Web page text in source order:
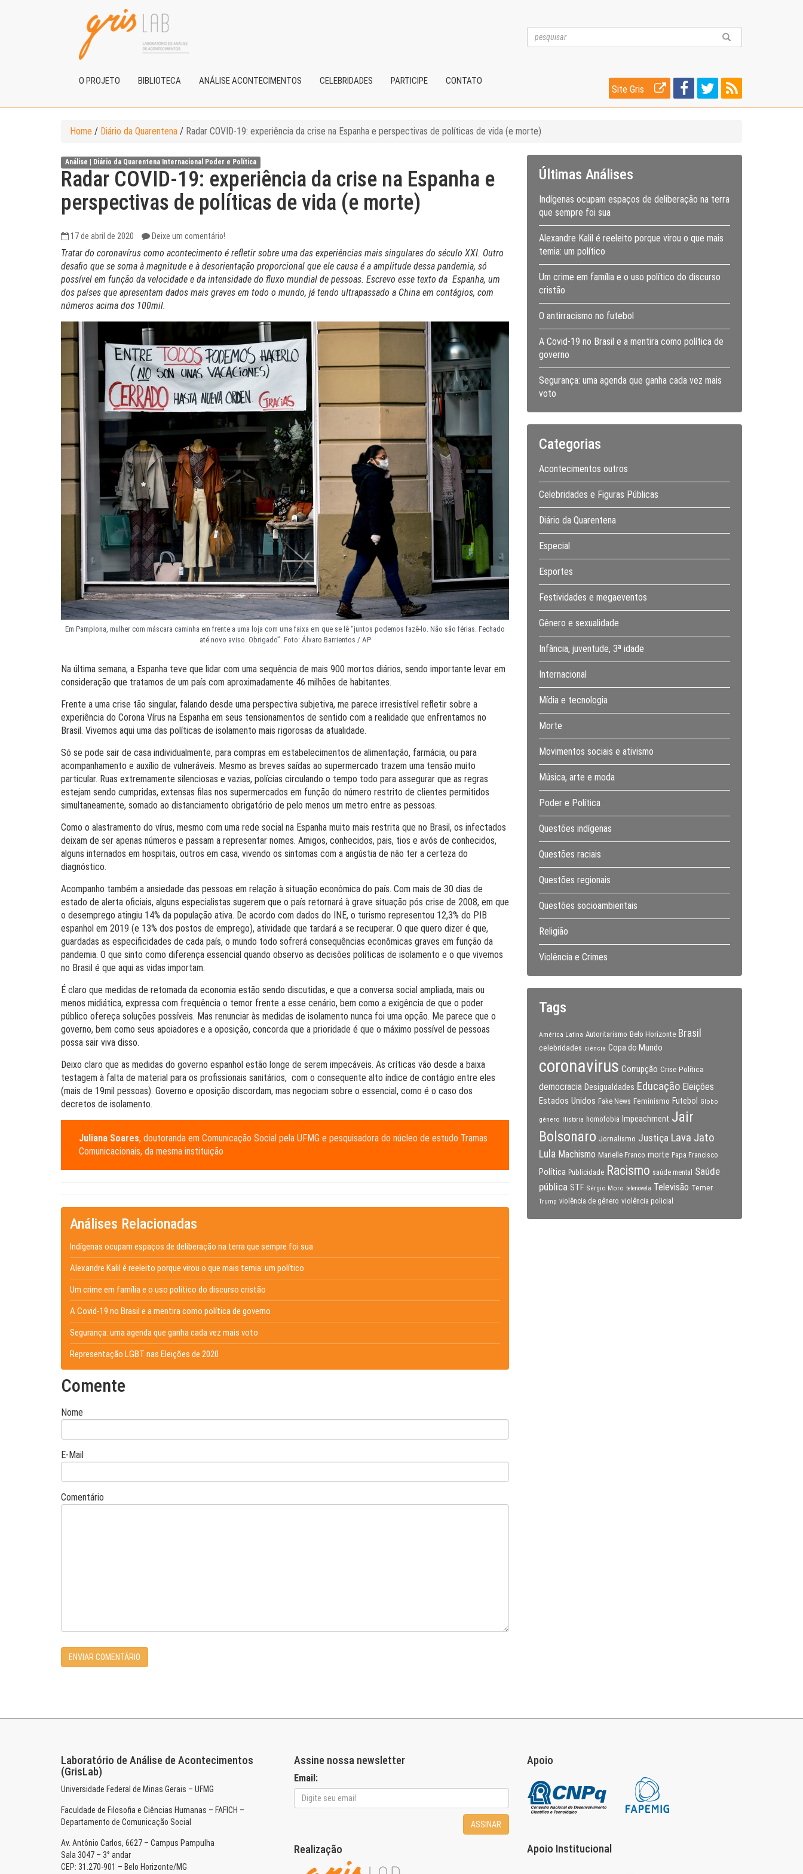
O PROJETO BIBLIOTECA ANÁLISE ACONTECIMENTOS CELEBRIDADES PARTICIPE CONTATO
Site Gris
Home / Diário da Quarentena / Radar COVID-19: experiência da crise na Espanha e perspectivas de políticas de vida (e morte)
Análise | Diário da Quarentena Internacional Poder e Política
Radar COVID-19: experiência da crise na Espanha e
perspectivas de políticas de vida (e morte)
17 de abril de 2020 Deixe um comentário!
Tratar do coronavírus como acontecimento é refletir sobre uma das experiências mais singulares do século XXI. Outro
desafio que se soma à magnitude e à desorientação proporcional que ele causa é a amplitude dessa pandemia, só
possível em função da velocidade e da intensidade do fluxo mundial de pessoas. Escrevo esse texto da Espanha, um
dos países que apresentam dados mais graves em todo o mundo, já tendo ultrapassado a China em contágios, com
números acima dos 100mil.
Em Pamplona, mulher com máscara caminha em frente a uma loja com uma faixa em que se lê “juntos podemos fazê-lo. Não são férias. Fechado
até novo aviso. Obrigado”. Foto: Álvaro Barrientos / AP
Na última semana, a Espanha teve que lidar com uma sequência de mais 900 mortos diários, sendo importante levar em
consideração que tratamos de um país com aproximadamente 46 milhões de habitantes.
Frente a uma crise tão singular, falando desde uma perspectiva subjetiva, me parece irresistível refletir sobre a
experiência do Corona Vírus na Espanha em seus tensionamentos de sentido com a realidade que enfrentamos no
Brasil. Vivemos aqui uma das políticas de isolamento mais rigorosas da atualidade.
Só se pode sair de casa individualmente, para compras em estabelecimentos de alimentação, farmácia, ou para
acompanhamento e auxílio de vulneráveis. Mesmo as breves saídas ao supermercado trazem uma tensão muito
particular. Ruas extremamente silenciosas e vazias, polícias circulando o tempo todo para assegurar que as regras
estejam sendo cumpridas, extensas filas nos supermercados em função do número restrito de clientes permitidos
simultaneamente, somado ao distanciamento obrigatório de pelo menos um metro entre as pessoas.
Como o alastramento do vírus, mesmo com uma rede social na Espanha muito mais restrita que no Brasil, os infectados
deixam de ser apenas números e passam a representar nomes. Amigos, conhecidos, pais, tios e avós de conhecidos,
alguns internados em hospitais, outros em casa, vivendo os sintomas com a angústia de não ter a certeza do
diagnóstico.
Acompanho também a ansiedade das pessoas em relação à situação econômica do país. Com mais de 30 dias de
estado de alerta oficiais, alguns especialistas sugerem que o país retornará à grave situação pós crise de 2008, em que
o desemprego atingiu 14% da população ativa. De acordo com dados do INE, o turismo representou 12,3% do PIB
espanhol em 2019 (e 13% dos postos de emprego), atividade que tardará a se recuperar. O que quero dizer é que,
guardadas as especificidades de cada país, o mundo todo sofrerá consequências econômicas graves em função da
pandemia. O que sinto como diferença essencial quando observo as decisões políticas de isolamento e o que vivemos
no Brasil é que aqui as vidas importam.
É claro que medidas de retomada da economia estão sendo discutidas, e que a conversa social ampliada, mais ou
menos midiática, expressa com frequência o temor frente a esse cenário, bem como a exigência de que o poder
público ofereça soluções possíveis. Mas renunciar às medidas de isolamento nunca foi uma opção. Me parece que o
governo, bem como seus apoiadores e a oposição, concorda que a prioridade é que o máximo possível de pessoas
possa sair viva disso.
Deixo claro que as medidas do governo espanhol estão longe de serem impecáveis. As críticas vão desde a baixa
testagem à falta de material para os profissionais sanitários, com o consequente alto índice de contágio entre eles
(mais de 19mil pessoas). Governo e oposição discordam, mas negociam sobre o essencial, como é o caso dos
decretos de isolamento.
Juliana Soares, doutoranda em Comunicação Social pela UFMG e pesquisadora do núcleo de estudo Tramas
Comunicacionais, da mesma instituição
Análises Relacionadas
Indígenas ocupam espaços de deliberação na terra que sempre foi sua
Alexandre Kalil é reeleito porque virou o que mais temia: um político
Um crime em família e o uso político do discurso cristão
A Covid-19 no Brasil e a mentira como política de governo
Segurança: uma agenda que ganha cada vez mais voto
Representação LGBT nas Eleições de 2020
Comente
Nome
E-Mail
Comentário
Últimas Análises
Indígenas ocupam espaços de deliberação na terra
que sempre foi sua
Alexandre Kalil é reeleito porque virou o que mais
temia: um político
Um crime em família e o uso político do discurso
cristão
O antirracismo no futebol
A Covid-19 no Brasil e a mentira como política de
governo
Segurança: uma agenda que ganha cada vez mais
voto
Categorias
Acontecimentos outros
Celebridades e Figuras Públicas
Diário da Quarentena
Especial
Esportes
Festividades e megaeventos
Gênero e sexualidade
Infância, juventude, 3ª idade
Internacional
Mídia e tecnologia
Morte
Movimentos sociais e ativismo
Música, arte e moda
Poder e Política
Questões indígenas
Questões raciais
Questões regionais
Questões socioambientais
Religião
Violência e Crimes
Tags
América Latina Autoritarismo Belo Horizonte Brasil
celebridades ciência Copa do Mundo
coronavirus Corrupção Crise Política
democracia Desigualdades Educação Eleições
Estados Unidos Fake News Feminismo Futebol Globo
gênero História homofobia Impeachment Jair
Bolsonaro Jornalismo Justiça Lava Jato
Lula Machismo Marielle Franco morte Papa Francisco
Política Publicidade Racismo saúde mental
Saúde
pública STF Sérgio Moro telenovela Televisão Temer
Trump violência de gênero violência policial
Laboratório de Análise de Acontecimentos
(GrisLab)
Universidade Federal de Minas Gerais – UFMG
Faculdade de Filosofia e Ciências Humanas – FAFICH –
Departamento de Comunicação Social
Av. Antônio Carlos, 6627 – Campus Pampulha
Sala 3047 – 3° andar
CEP: 31.270-901 – Belo Horizonte/MG
Assine nossa newsletter
Email:
ASSINAR
Realização
Apoio
Apoio Institucional